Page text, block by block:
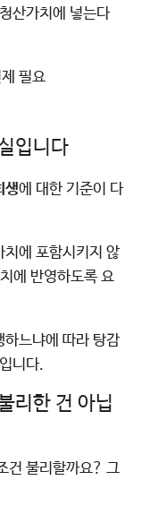
산가치에 넣는다
필요
입니다
생에 대한 기준이 다
치에 포함시키지 않
에 반영하도록 요
하느냐에 따라 탕감
니다.
리한 건 아닙
건 불리할까요? 그